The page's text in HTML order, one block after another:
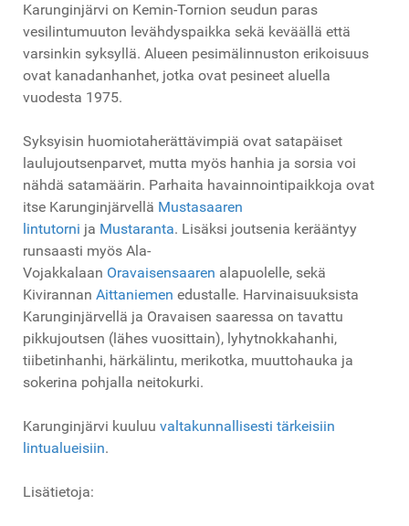
Karunginjärvi on Kemin-Tornion seudun paras
vesilintumuuton levähdyspaikka sekä keväällä että
varsinkin syksyllä. Alueen pesimälinnuston erikoisuus
ovat kanadanhanhet, jotka ovat pesineet aluella
vuodesta 1975.
Syksyisin huomiotaherättävimpiä ovat satapäiset
laulujoutsenparvet, mutta myös hanhia ja sorsia voi
nähdä satamäärin. Parhaita havainnointipaikkoja ovat
itse Karunginjärvellä Mustasaaren
lintutorni ja Mustaranta. Lisäksi joutsenia kerääntyy
runsaasti myös Ala-
Vojakkalaan Oravaisensaaren alapuolelle, sekä
Kivirannan Aittaniemen edustalle. Harvinaisuuksista
Karunginjärvellä ja Oravaisen saaressa on tavattu
pikkujoutsen (lähes vuosittain), lyhytnokkahanhi,
tiibetinhanhi, härkälintu, merikotka, muuttohauka ja
sokerina pohjalla neitokurki.
Karunginjärvi kuuluu valtakunnallisesti tärkeisiin
lintualueisiin.
Lisätietoja: